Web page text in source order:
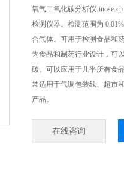
氧气二氧化碳分析仪-inose-
检测仪器。检测范围为
合气体。可用于检测食品和
为食品和制药行业设计，可
碳。可以应用于几乎所有食
常适用于气调包装线、超市
产品。
在线咨询